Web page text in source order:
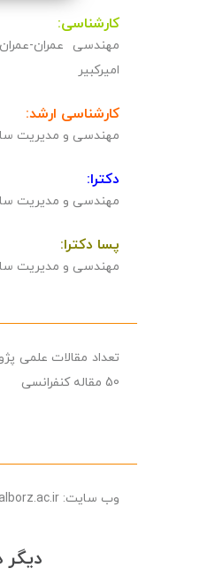
کارشناسی:
مهندسی عمران-
امیرکبیر
کارشناسی ارشد:
مهندسی و مدیریت
دکترا:
مهندسی و مدیریت
پسا دکترا:
مهندسی و مدیریت
تعداد مقالات علمی
50 مقاله کنفرانسی
وب سایت: mehralborz.ac.ir